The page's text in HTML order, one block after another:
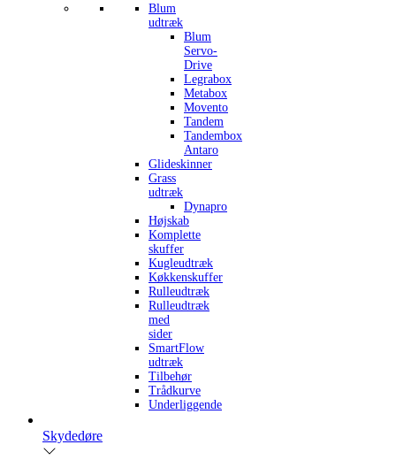
Blum
udtræk
Blum
Servo-
Drive
Legrabox
Metabox
Movento
Tandem
Tandembox
Antaro
Glideskinner
Grass
udtræk
Dynapro
Højskab
Komplette
skuffer
Kugleudtræk
Køkkenskuffer
Rulleudtræk
Rulleudtræk
med
sider
SmartFlow
udtræk
Tilbehør
Trådkurve
Underliggende
Skydedøre